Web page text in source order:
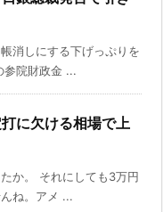
消しにする下げっぷりを
参院財政金 ...
に欠ける相場で上
か。 それにしても3万円
ね。アメ ...